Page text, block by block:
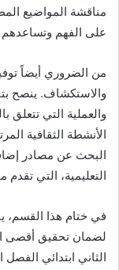
مناقشة المواضيع
على الفهم وتساعدهم
من الضروري أيضاً
والاستكشاف. ينصح
والعملية التي تتعلق
الأنشطة الثقافية
البحث عن مصادر
التعليمية، التي
في ختام هذا القسم،
لضمان تحقيق أقصى
الثاني ابتدائي